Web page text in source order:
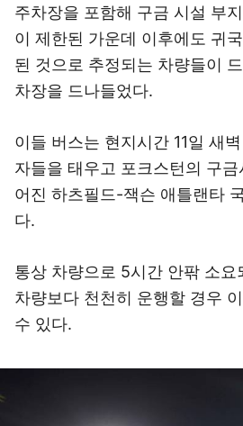
주차장을 포함해 구금 시설 부
이 제한된 가운데 이후에도 귀
된 것으로 추정되는 차량들이
차장을 드나들었다.
이들 버스는 현지시간 11일 새
자들을 태우고 포크스턴의 구
어진 하츠필드-잭슨 애틀랜타
다.
통상 차량으로 5시간 안팎 소
차량보다 천천히 운행할 경우
수 있다.